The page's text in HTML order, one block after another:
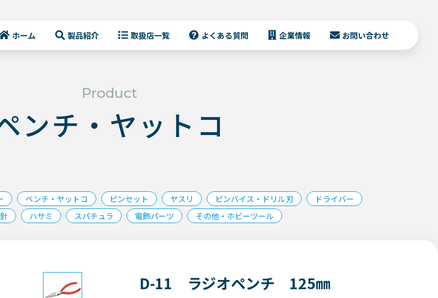
ホーム 製品紹介 取扱店一覧 よくある質問 企業情報 お問い合わせ
Product
ンチ・ヤットコ
ペンチ・ヤットコ ピンセット ヤスリ ピンバイス・ドリル刃
ドライバー
ハサミ スパチュラ 電飾パーツ その他・ホビーツール
D-11 ラジオペンチ 125㎜